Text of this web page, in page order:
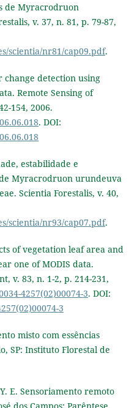
de Myracrodruon
v. 37, n. 81, p. 79-87,
scientia/nr81/cap09.pdf.
change detection using
Remote Sensing of
154, 2006.
. DOI:
estabilidade e
Myracrodruon urundeuva
Scientia Forestalis, v. 40,
scientia/nr93/cap07.pdf.
of vegetation leaf area and
one of MODIS data.
v. 83, n. 1-2, p. 214-231,
4257(02)00074-3. DOI:
3
misto com essências
SP: Instituto Florestal de
E. Sensoriamento remoto